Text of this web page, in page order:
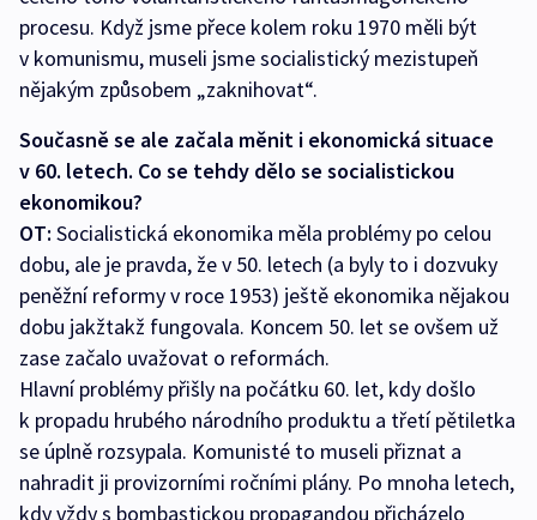
procesu. Když jsme přece kolem roku 1970 měli být
v komunismu, museli jsme socialistický mezistupeň
nějakým způsobem „zaknihovat“.
Současně se ale začala měnit i ekonomická situace
v 60. letech. Co se tehdy dělo se socialistickou
ekonomikou?
OT: Socialistická ekonomika měla problémy po celou
dobu, ale je pravda, že v 50. letech (a byly to i dozvuky
peněžní reformy v roce 1953) ještě ekonomika nějakou
dobu jakžtakž fungovala. Koncem 50. let se ovšem už
zase začalo uvažovat o reformách.
Hlavní problémy přišly na počátku 60. let, kdy došlo
k propadu hrubého národního produktu a třetí pětiletka
se úplně rozsypala. Komunisté to museli přiznat a
nahradit ji provizorními ročními plány. Po mnoha letech,
kdy vždy s bombastickou propagandou přicházelo